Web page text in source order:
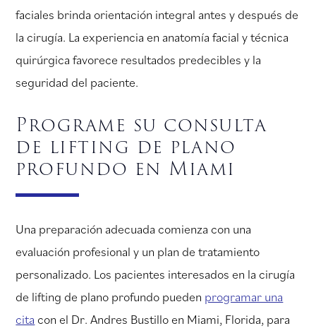
faciales brinda orientación integral antes y después de
la cirugía. La experiencia en anatomía facial y técnica
quirúrgica favorece resultados predecibles y la
seguridad del paciente.
Programe su consulta
de lifting de plano
profundo en Miami
Una preparación adecuada comienza con una
evaluación profesional y un plan de tratamiento
personalizado. Los pacientes interesados en la cirugía
de lifting de plano profundo pueden programar una
cita con el Dr. Andres Bustillo en Miami, Florida, para